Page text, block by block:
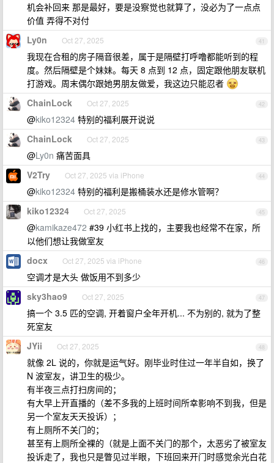
机会补回来 那是最好，要是没察觉也就算了，没必为了一点点
价值 弄得不对付
41
Ly0n Oct 27, 2025
我现在合租的房子隔音很差，属于是隔壁打呼噜都能听到的程
度。然后隔壁是个妹妹。每天 8 点到 12 点，固定跟他朋友联机
打游戏。周末偶尔跟她男朋友做爱，我这边只能忍者
42
ChainLock Oct 27, 2025
@kiko12324 特别的福利展开说说
43
ChainLock Oct 27, 2025
@Ly0n 痛苦面具
44
V2Try Oct 27, 2025 via iPhone
@kiko12324 特别的福利是搬桶装水还是修水管啊？
45
kiko12324 Oct 27, 2025
@kamikaze472 #39 小红书上找的，主要我也经常不在家，所
以他们想让我做室友
46
docx Oct 27, 2025 via iPhone
空调才是大头 做饭用不到多少
47
sky3hao9 Oct 27, 2025
搞一个 3.5 匹的空调, 开着窗户全年开机... 不为别的, 就为了整
死室友
48
JYii Oct 27, 2025
就像 2L 说的，你就是运气好。刚毕业时住过一年半自如，换了
N 波室友，讲卫生的极少。
有半夜三点打扫房间的；
有大早上开直播的（差不多我的上班时间所幸影响不到我，但是
另一个室友天天投诉）；
有上厕所不关门的；
甚至有上厕所全裸的（就是上面不关门的那个，太恶劣了被室友
投诉走了，我也只是瞥见过半眼，下班回来开门时感觉余光白花